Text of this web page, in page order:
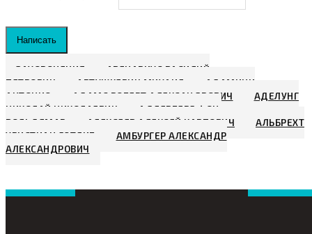
Написать
ЗАХОРОНЕНИЯ
АВЕНАРИУС ВАСИЛИЙ
ПЕТРОВИЧ
АВТУШКЕВИЧ МИХАИЛ
АДАМИНИ
АНТОНИО
АДАМС РОБЕРТ АЛЕКСАНДРОВИЧ
АДЕЛУНГ
НИКОЛАЙ НИКОЛАЕВИЧ
АДЛЕРБЕРГ ФОН,
ВОЛЬДЕМАР
АЛЕКСЕЕВ АЛЕКСЕЙ КАРПОВИЧ
АЛЬБРЕХТ
ХРИСТИАН ГОТЛИБ
АМБУРГЕР АЛЕКСАНДР
АЛЕКСАНДРОВИЧ